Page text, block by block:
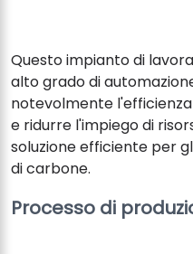
Questo impianto di
alto grado di
notevolmente
e ridurre l'impiego di
soluzione efficiente per
di carbone.
Processo di